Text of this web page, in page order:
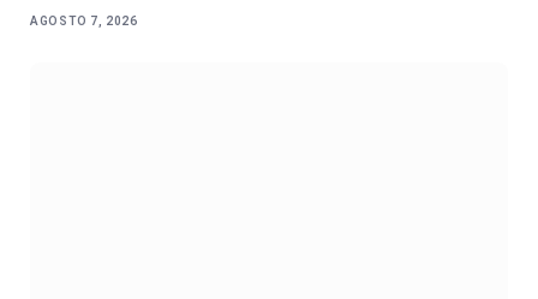
AGOSTO 7, 2026